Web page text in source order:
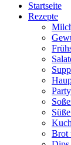
Startseite
Rezepte
Brot